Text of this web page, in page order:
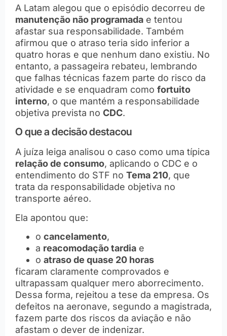
A Latam alegou que o episódio decorreu de
manutenção não programada e tentou
afastar sua responsabilidade. Também
afirmou que o atraso teria sido inferior a
quatro horas e que nenhum dano existiu. No
entanto, a passageira rebateu, lembrando
que falhas técnicas fazem parte do risco da
atividade e se enquadram como fortuito
interno, o que mantém a responsabilidade
objetiva prevista no CDC.
O que a decisão destacou
A juíza leiga analisou o caso como uma típica
relação de consumo, aplicando o CDC e o
entendimento do STF no Tema 210, que
trata da responsabilidade objetiva no
transporte aéreo.
Ela apontou que:
o cancelamento,
a reacomodação tardia e
o atraso de quase 20 horas
ficaram claramente comprovados e
ultrapassam qualquer mero aborrecimento.
Dessa forma, rejeitou a tese da empresa. Os
defeitos na aeronave, segundo a magistrada,
fazem parte dos riscos da aviação e não
afastam o dever de indenizar.